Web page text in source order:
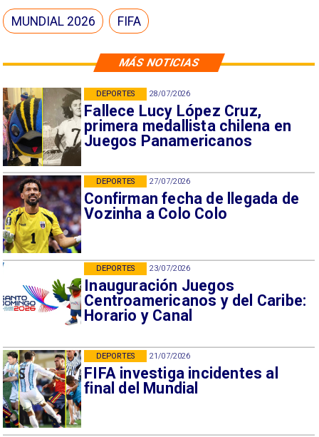
MÁS NOTICIAS
28/07/2026
Fallece Lucy López Cruz,
primera medallista chilena en
Juegos Panamericanos
DEPORTES
27/07/2026
Confirman fecha de llegada de
Vozinha a Colo Colo
DEPORTES
23/07/2026
Inauguración Juegos
Centroamericanos y del Caribe:
Horario y Canal
DEPORTES
21/07/2026
FIFA investiga incidentes al
final del Mundial
DEPORTES
MUNDIAL 2026 FIFA